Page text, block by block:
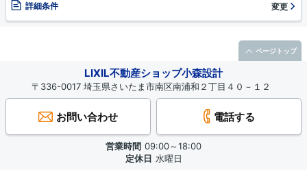
詳細条件 変更
LIXIL不動産ショップ小森設計
〒336-0017 埼玉県さいたま市南区南浦和２丁目４０－１２
お問い合わせ 電話する
営業時間 09:00～18:00
定休日 水曜日
ページトップ